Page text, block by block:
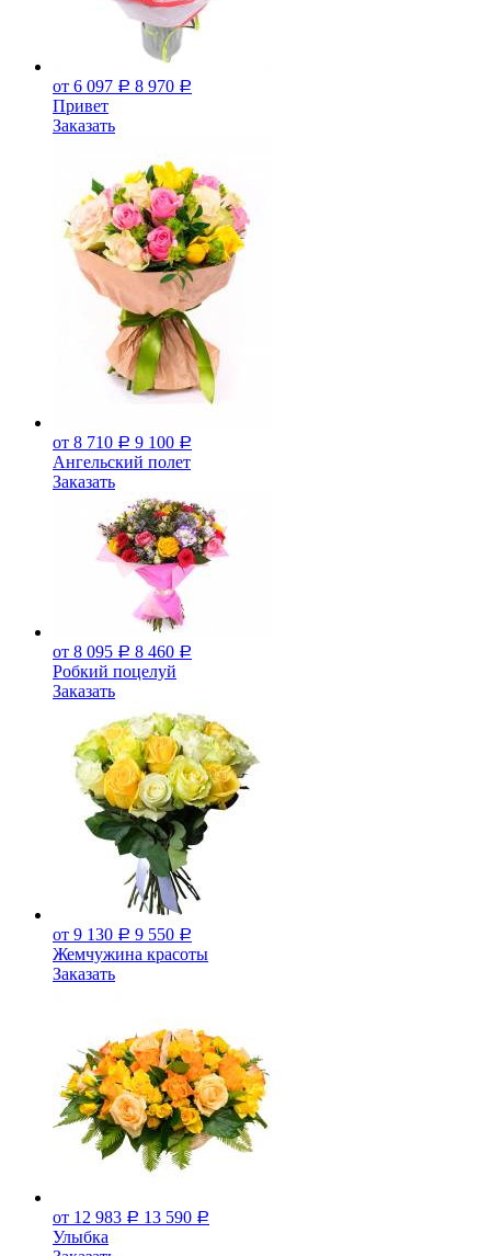
от 6 097 Р 8 970 Р
Привет
Заказать
от 8 710 Р 9 100 Р
Ангельский полет
Заказать
от 8 095 Р 8 460 Р
Робкий поцелуй
Заказать
от 9 130 Р 9 550 Р
Жемчужина красоты
Заказать
от 12 983 Р 13 590 Р
Улыбка